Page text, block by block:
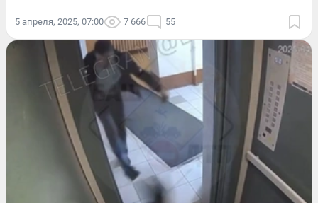
5 апреля, 2025, 07:00 7 666 55